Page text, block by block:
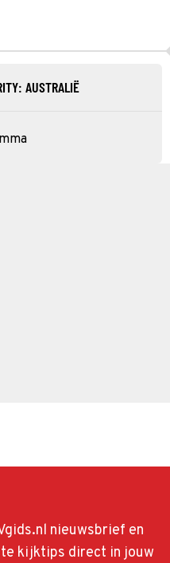
AUSTRALIË
nieuwsbrief en
kijktips direct in jouw